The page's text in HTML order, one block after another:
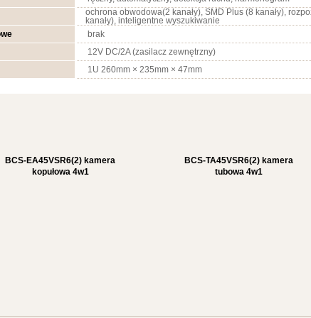
ochrona obwodowa(2 kanały), SMD Plus (8 kanały),
kanały), inteligentne wyszukiwanie
brak
12V DC/2A (zasilacz zewnętrzny)
1U 260mm × 235mm × 47mm
BCS-EA45VSR6(2) kamera
kopułowa 4w1
BCS-TA45VSR6(2) kamera
tubowa 4w1